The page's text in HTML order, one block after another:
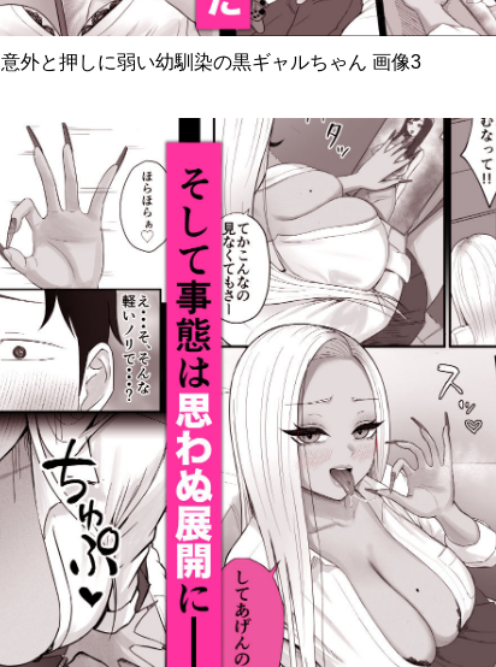
意外と押しに弱い幼馴染の黒ギャルちゃん 画像3